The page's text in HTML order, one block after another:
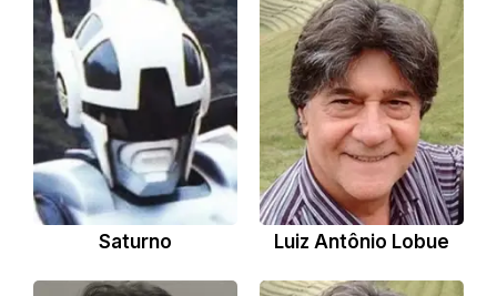
Saturno Luiz Antônio Lobue